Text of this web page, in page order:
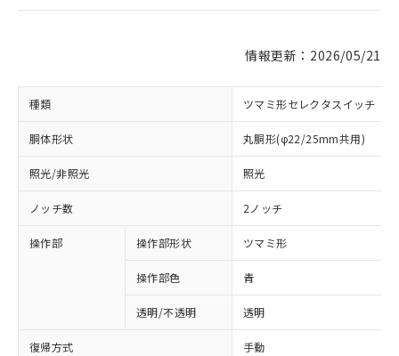
情報更新：2026/05/21
種類 ツマミ形セレクタスイッチ
胴体形状 丸胴形(φ22/25mm共用)
照光/非照光 照光
ノッチ数 2ノッチ
操作部 操作部形状 ツマミ形
操作部色 青
透明/不透明 透明
復帰方式 手動